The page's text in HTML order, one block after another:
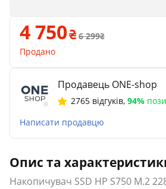
4 750
6 299
Продано
Продавець ONE-shop
2765 відгуків, 94%
Написати продавцю
Опис та
Накопичувач SSD HP S750 M.2